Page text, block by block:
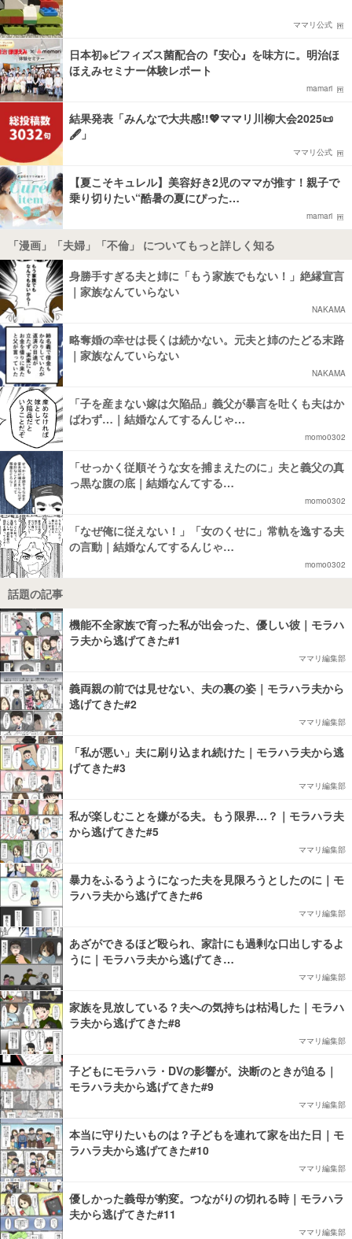
ママリ公式
日本初※ビフィズス菌配合の『安心』を味方に。明治ほ
ほえみセミナー体験レポート
mamari
結果発表「みんなで大共感!!💖ママリ川柳大会2025📜
🖋️」
ママリ公式
【夏こそキュレル】美容好き2児のママが推す！親子で
乗り切りたい“酷暑の夏にぴった…
mamari
「漫画」「夫婦」「不倫」 についてもっと詳しく知る
身勝手すぎる夫と姉に「もう家族でもない！」絶縁宣言
｜家族なんていらない
NAKAMA
略奪婚の幸せは長くは続かない。元夫と姉のたどる末路
｜家族なんていらない
NAKAMA
「子を産まない嫁は欠陥品」義父が暴言を吐くも夫はか
ばわず…｜結婚なんてするんじゃ…
momo0302
「せっかく従順そうな女を捕まえたのに」夫と義父の真
っ黒な腹の底｜結婚なんてする…
momo0302
「なぜ俺に従えない！」「女のくせに」常軌を逸する夫
の言動｜結婚なんてするんじゃ…
momo0302
話題の記事
機能不全家族で育った私が出会った、優しい彼｜モラハ
ラ夫から逃げてきた#1
ママリ編集部
義両親の前では見せない、夫の裏の姿｜モラハラ夫から
逃げてきた#2
ママリ編集部
「私が悪い」夫に刷り込まれ続けた｜モラハラ夫から逃
げてきた#3
ママリ編集部
私が楽しむことを嫌がる夫。もう限界…？｜モラハラ夫
から逃げてきた#5
ママリ編集部
暴力をふるうようになった夫を見限ろうとしたのに｜モ
ラハラ夫から逃げてきた#6
ママリ編集部
あざができるほど殴られ、家計にも過剰な口出しするよ
うに｜モラハラ夫から逃げてき…
ママリ編集部
家族を見放している？夫への気持ちは枯渇した｜モラハ
ラ夫から逃げてきた#8
ママリ編集部
子どもにモラハラ・DVの影響が。決断のときが迫る｜
モラハラ夫から逃げてきた#9
ママリ編集部
本当に守りたいものは？子どもを連れて家を出た日｜モ
ラハラ夫から逃げてきた#10
ママリ編集部
優しかった義母が豹変。つながりの切れる時｜モラハラ
夫から逃げてきた#11
ママリ編集部